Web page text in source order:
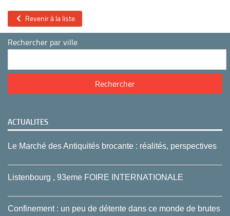
Revenir à la liste
Rechercher par ville
ACTUALITES
Le Marché des Antiquités brocante : réalités, perspectives
Listenbourg , 93eme FOIRE INTERNATIONALE
Confinement : un peu de détente dans ce monde de brutes